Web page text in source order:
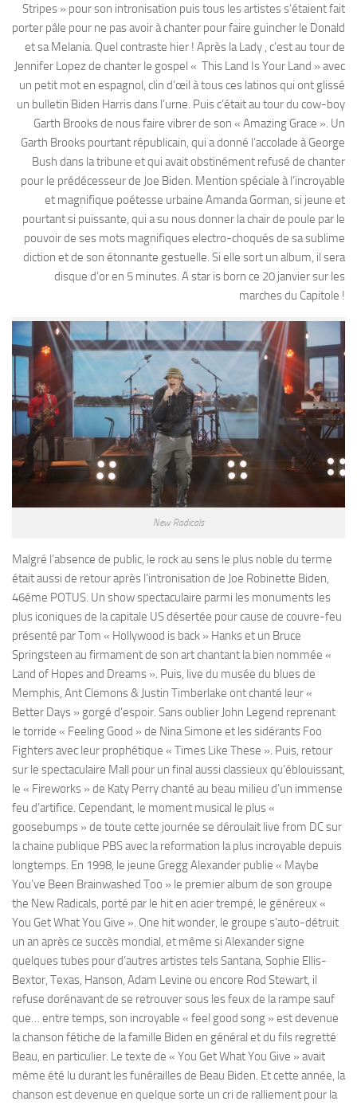
Stripes » pour son intronisation puis tous les artistes s’étaient fait
porter pâle pour ne pas avoir à chanter pour faire guincher le Donald
et sa Melania. Quel contraste hier ! Après la Lady , c’est au tour de
Jennifer Lopez de chanter le gospel « This Land Is Your Land » avec
un petit mot en espagnol, clin d’œil à tous ces latinos qui ont glissé
un bulletin Biden Harris dans l’urne. Puis c’était au tour du cow-boy
Garth Brooks de nous faire vibrer de son « Amazing Grace ». Un
Garth Brooks pourtant républicain, qui a donné l’accolade à George
Bush dans la tribune et qui avait obstinément refusé de chanter
pour le prédécesseur de Joe Biden. Mention spéciale à l’incroyable
et magnifique poétesse urbaine Amanda Gorman, si jeune et
pourtant si puissante, qui a su nous donner la chair de poule par le
pouvoir de ses mots magnifiques electro-choqués de sa sublime
diction et de son étonnante gestuelle. Si elle sort un album, il sera
disque d’or en 5 minutes. A star is born ce 20 janvier sur les
marches du Capitole !
New Radicals
Malgré l’absence de public, le rock au sens le plus noble du terme
était aussi de retour après l’intronisation de Joe Robinette Biden,
46éme POTUS. Un show spectaculaire parmi les monuments les
plus iconiques de la capitale US désertée pour cause de couvre-feu
présenté par Tom « Hollywood is back » Hanks et un Bruce
Springsteen au firmament de son art chantant la bien nommée «
Land of Hopes and Dreams ». Puis, live du musée du blues de
Memphis, Ant Clemons & Justin Timberlake ont chanté leur «
Better Days » gorgé d’espoir. Sans oublier John Legend reprenant
le torride « Feeling Good » de Nina Simone et les sidérants Foo
Fighters avec leur prophétique « Times Like These ». Puis, retour
sur le spectaculaire Mall pour un final aussi classieux qu’éblouissant,
le « Fireworks » de Katy Perry chanté au beau milieu d’un immense
feu d’artifice. Cependant, le moment musical le plus «
goosebumps » de toute cette journée se déroulait live from DC sur
la chaine publique PBS avec la reformation la plus incroyable depuis
longtemps. En 1998, le jeune Gregg Alexander publie « Maybe
You’ve Been Brainwashed Too » le premier album de son groupe
the New Radicals, porté par le hit en acier trempé, le généreux «
You Get What You Give ». One hit wonder, le groupe s’auto-détruit
un an après ce succès mondial, et même si Alexander signe
quelques tubes pour d’autres artistes tels Santana, Sophie Ellis-
Bextor, Texas, Hanson, Adam Levine ou encore Rod Stewart, il
refuse dorénavant de se retrouver sous les feux de la rampe sauf
que… entre temps, son incroyable « feel good song » est devenue
la chanson fétiche de la famille Biden en général et du fils regretté
Beau, en particulier. Le texte de « You Get What You Give » avait
même été lu durant les funérailles de Beau Biden. Et cette année, la
chanson est devenue en quelque sorte un cri de ralliement pour la